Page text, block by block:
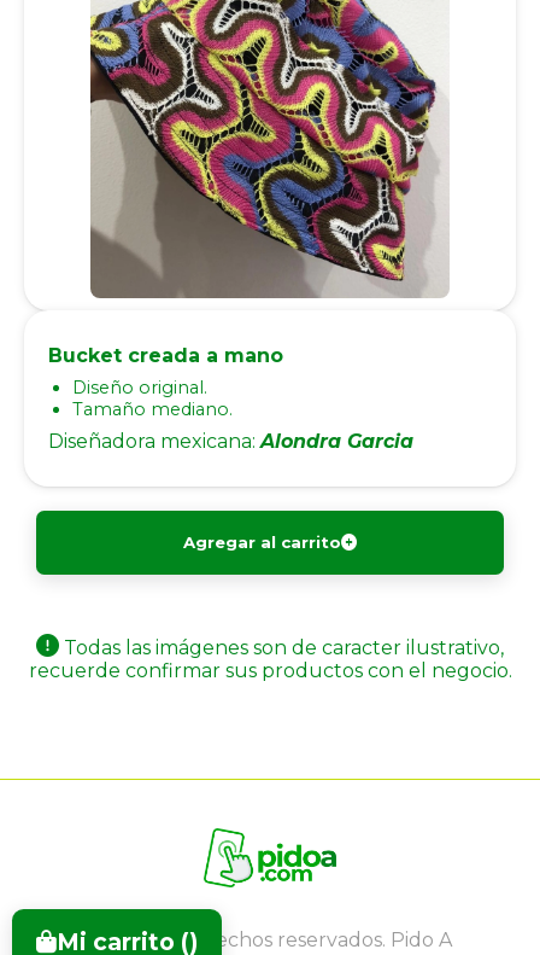
Bucket creada a mano
Diseño original.
Tamaño mediano.
Diseñadora mexicana:Alondra Garcia
Agregar al carrito
Todas las imágenes son de caracter ilustrativo,
recuerde confirmar sus productos con el negocio.
Todos los derechos reservados. Pido A
Mi carrito ()